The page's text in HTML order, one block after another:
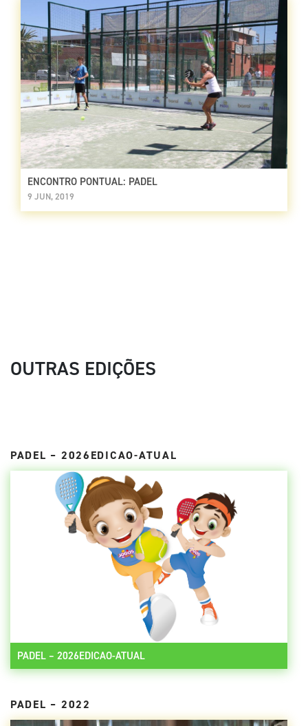
ENCONTRO PONTUAL: PADEL
9 JUN, 2019
OUTRAS EDIÇÕES
PADEL – 2026EDICAO-ATUAL
PADEL – 2026EDICAO-ATUAL
PADEL – 2022